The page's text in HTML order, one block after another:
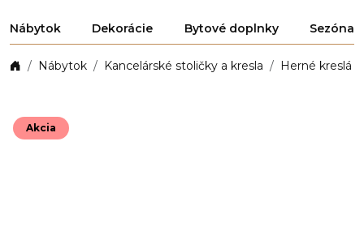
Nábytok Dekorácie Bytové doplnky Sezóna
Nábytok Kancelárské stoličky a kresla Herné kreslá
Akcia